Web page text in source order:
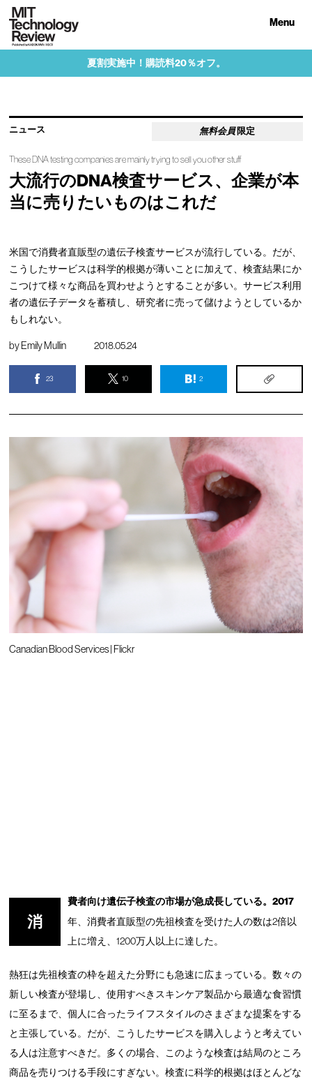
Menu
夏割実施中！購読料20％オフ。
Canadian Blood Services | Flickr
ニュース 無料会員 限定
These DNA testing companies are mainly trying to sell you other stuff
大流行のDNA検査サービス、企業が本
当に売りたいものはこれだ
米国で消費者直販型の遺伝子検査サービスが流行している。だが、
こうしたサービスは科学的根拠が薄いことに加えて、検査結果にか
こつけて様々な商品を買わせようとすることが多い。サービス利用
者の遺伝子データを蓄積し、研究者に売って儲けようとしているか
もしれない。
byEmily Mullin 2018.05.24
23 10 2
消
費者向け遺伝子検査の市場が急成長している。2017
年、消費者直販型の先祖検査を受けた人の数は2倍以
上に増え、1200万人以上に達した。
熱狂は先祖検査の枠を超えた分野にも急速に広まっている。数々の
新しい検査が登場し、使用すべきスキンケア製品から最適な食習慣
に至るまで、個人に合ったライフスタイルのさまざまな提案をする
と主張している。だが、こうしたサービスを購入しようと考えてい
る人は注意すべきだ。多くの場合、このような検査は結局のところ
商品を売りつける手段にすぎない。検査に科学的根拠はほとんどな